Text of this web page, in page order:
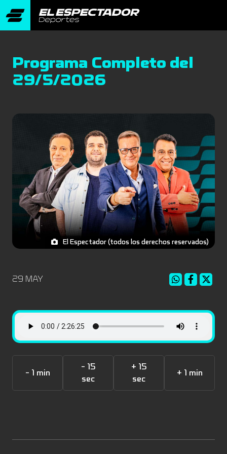
Programa Completo del
29/5/2026
El Espectador (todos los derechos reservados)
29 MAY
- 1 min
- 15
sec
+ 15
sec
+ 1 min